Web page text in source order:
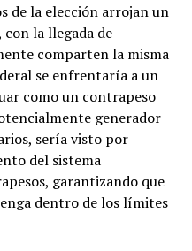
de la elección arrojan un
la llegada de
comparten la misma
se enfrentaría a un
como un contrapeso
generador
sería visto por
del sistema
garantizando que
dentro de los límites